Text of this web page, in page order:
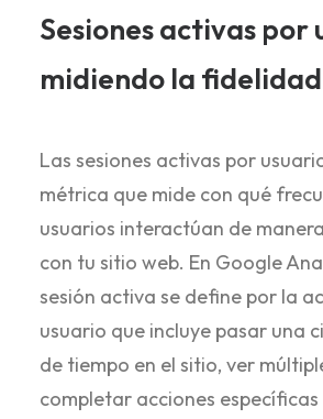
Sesiones activas por
midiendo la fidelidad
Las sesiones activas por
métrica que mide con qué
usuarios interactúan de
con tu sitio web. En Google
sesión activa se define por la
usuario que incluye pasar una
de tiempo en el sitio, ver
completar acciones